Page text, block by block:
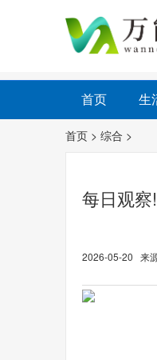
首页 生
首页 > 综合 >
每日观察
2026-05-20 来